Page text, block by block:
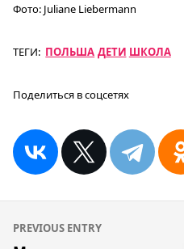
Фото: Juliane Liebermann
ТЕГИ: ПОЛЬША ДЕТИ ШКОЛА
Поделиться в соцсетях
Навигация
PREVIOUS ENTRY